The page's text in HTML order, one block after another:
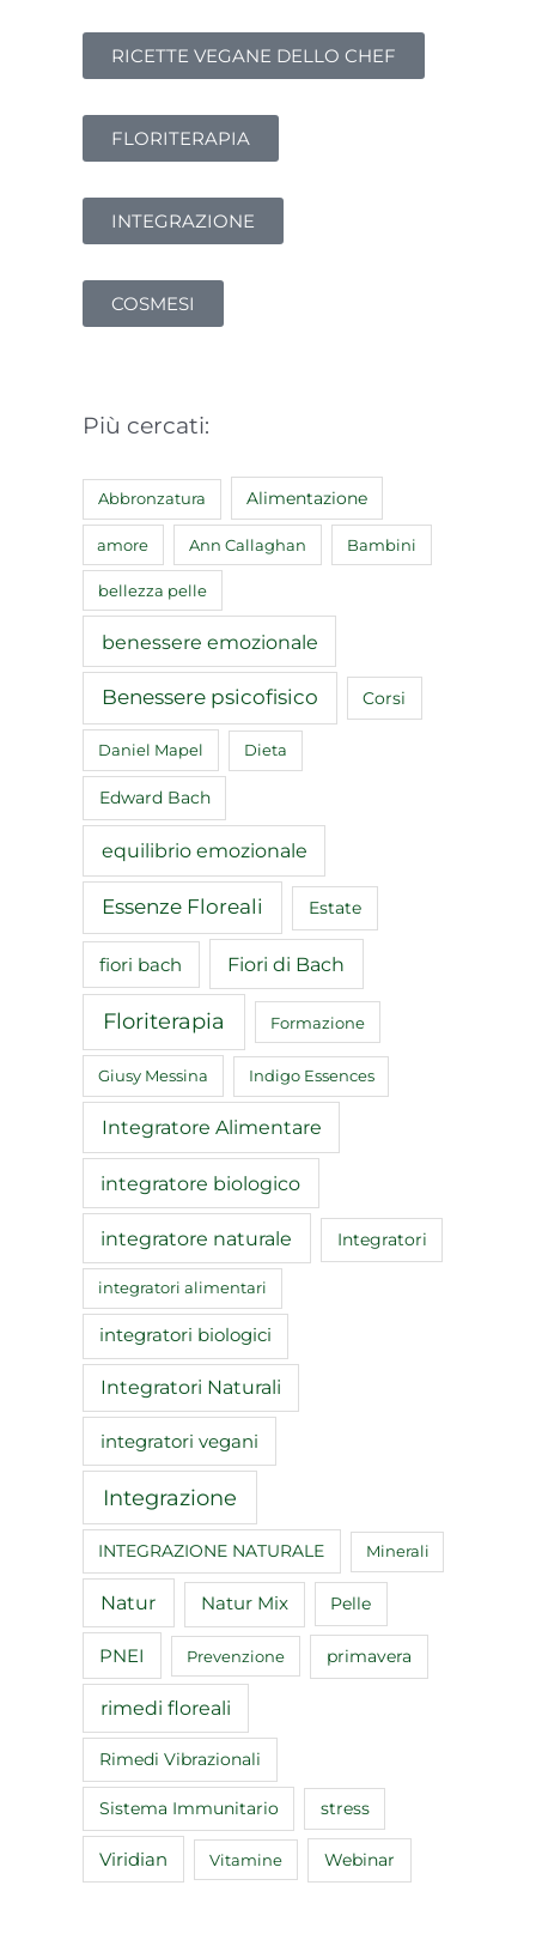
RICETTE VEGANE DELLO CHEF
FLORITERAPIA
INTEGRAZIONE
COSMESI
Più cercati:
Abbronzatura Alimentazione
amore Ann Callaghan Bambini
bellezza pelle
benessere emozionale
Benessere psicofisico Corsi
Daniel Mapel Dieta
Edward Bach
equilibrio emozionale
Essenze Floreali Estate
fiori bach Fiori di Bach
Floriterapia Formazione
Giusy Messina Indigo Essences
Integratore Alimentare
integratore biologico
integratore naturale Integratori
integratori alimentari
integratori biologici
Integratori Naturali
integratori vegani
Integrazione
INTEGRAZIONE NATURALE Minerali
Natur Natur Mix Pelle
PNEI Prevenzione primavera
rimedi floreali
Rimedi Vibrazionali
Sistema Immunitario stress
Viridian Vitamine Webinar